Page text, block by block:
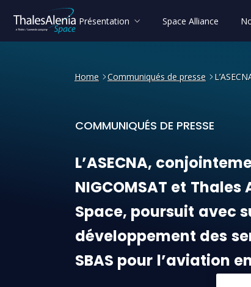
Présentation Space Alliance
Home Communiqués de presse
COMMUNIQUÉS DE PRESSE
L’ASECNA,
L’ASECNA,
NIGCOMSAT et Thales
Space, poursuit avec
développement des
SBAS pour l’aviation